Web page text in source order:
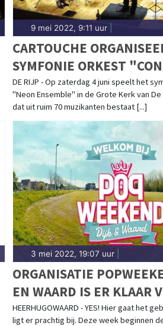
9 mei 2022, 9:11 uur|
CARTOUCHE
SYMFONIE ORKEST
VOOR OEKRAÏNE"
DE RIJP - Op zaterdag 4 juni speelt het
"Neon Ensemble" in de Grote Kerk van
dat uit ruim 70 muzikanten bestaat [...]
3 mei 2022, 19:07 uur|
ORGANISATIE
EN WAARD IS ER KLAAR
GROOT FEEST OP 13 EN
HEERHUGOWAARD - YES! Hier gaat het
ligt er prachtig bij. Deze week beginnen